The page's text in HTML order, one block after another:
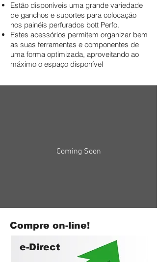
Coming Soon
Estão disponíveis uma grande variedade
de ganchos e suportes para colocação
nos painéis perfurados bott Perfo.
Estes acessórios permitem organizar bem
as suas ferramentas e componentes de
uma forma optimizada, aproveitando ao
máximo o espaço disponível
Compre on-line!
e-Direct